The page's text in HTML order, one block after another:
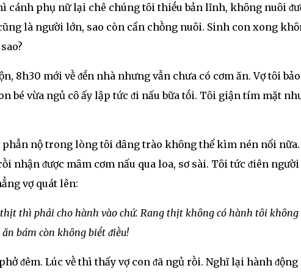
cánh phụ nữ lại chê chúng tȏi thiḗu bản lĩnh, khȏng nuȏi
là người lớn, sao còn cần chṑng nuȏi. Sinh con xong
8h30 mới vḕ ᵭḗn nhà nhưng vẫn chưa có cơm ăn. Vợ tȏi
bé vừa ngủ cȏ ấy lập tức ᵭi nấu bữa tṓi. Tȏi giận tím mặt
nộ trong lòng tȏi dȃng trào khȏng thể kìm nén nổi
nhận ᵭược mȃm cơm nấu qua loa, sơ sài. Tȏi tức ᵭiên người
vợ quát lên:
thì phải cho hành vào chứ. Rang thịt khȏng có hành tȏi khȏng
ăn bám còn khȏng biḗt ᵭiḕu!
ᵭêm. Lúc vḕ thì thấy vợ con ᵭã ngủ rṑi. Nghĩ lại hành ᵭộng